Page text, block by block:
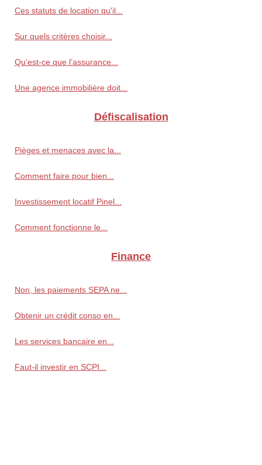
Ces statuts de location qu'il...
Sur quels critères choisir...
Qu’est-ce que l’assurance...
Une agence immobilière doit...
Défiscalisation
Pièges et menaces avec la...
Comment faire pour bien...
Investissement locatif Pinel...
Comment fonctionne le...
Finance
Non, les paiements SEPA ne...
Obtenir un crédit conso en...
Les services bancaire en...
Faut-il investir en SCPI...